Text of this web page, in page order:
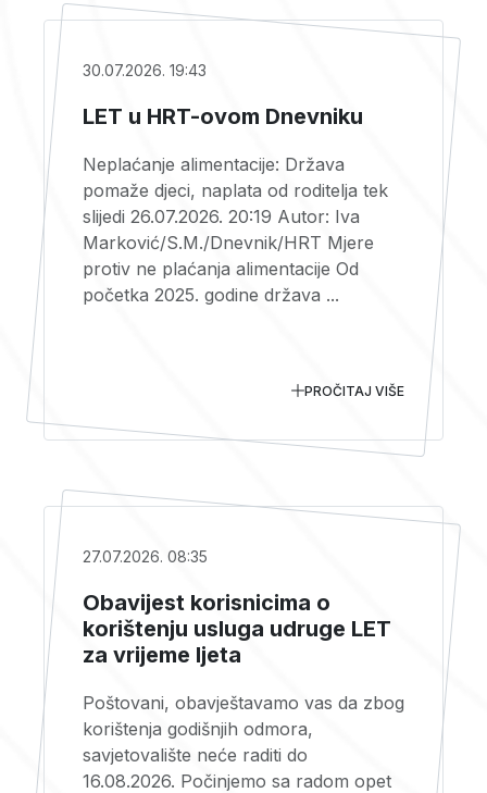
30.07.2026. 19:43
LET u HRT-ovom Dnevniku
Neplaćanje alimentacije: Država
pomaže djeci, naplata od roditelja tek
slijedi 26.07.2026. 20:19 Autor: Iva
Marković/S.M./Dnevnik/HRT Mjere
protiv ne plaćanja alimentacije Od
početka 2025. godine država ...
PROČITAJ VIŠE
27.07.2026. 08:35
Obavijest korisnicima o
korištenju usluga udruge LET
za vrijeme ljeta
Poštovani, obavještavamo vas da zbog
korištenja godišnjih odmora,
savjetovalište neće raditi do
16.08.2026. Počinjemo sa radom opet